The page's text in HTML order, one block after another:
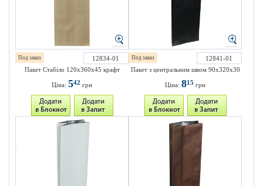
Под заказ
12834-01
Пакет Стабіло 120х360х45 крафт
Ціна: 542 грн
Под заказ
12841-01
Пакет з центральним швом 90х320х30
Ціна: 815 грн